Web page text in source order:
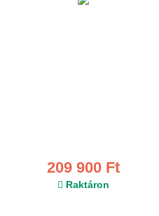
209 900 Ft
Raktáron